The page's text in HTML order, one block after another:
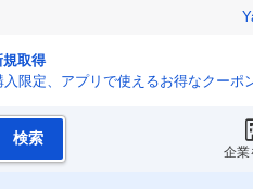
規取得
入限定、アプリで使えるお得なクーポ
企業